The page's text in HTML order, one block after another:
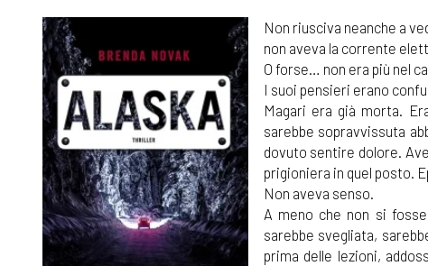
Non riusciva neanche a
non aveva la corrente
O forse… non era più nel
I suoi pensieri erano
Magari era già morta.
sarebbe sopravvissuta
dovuto sentire dolore.
prigioniera in quel posto.
Non aveva senso.
A meno che non si
sarebbe svegliata,
prima delle lezioni,